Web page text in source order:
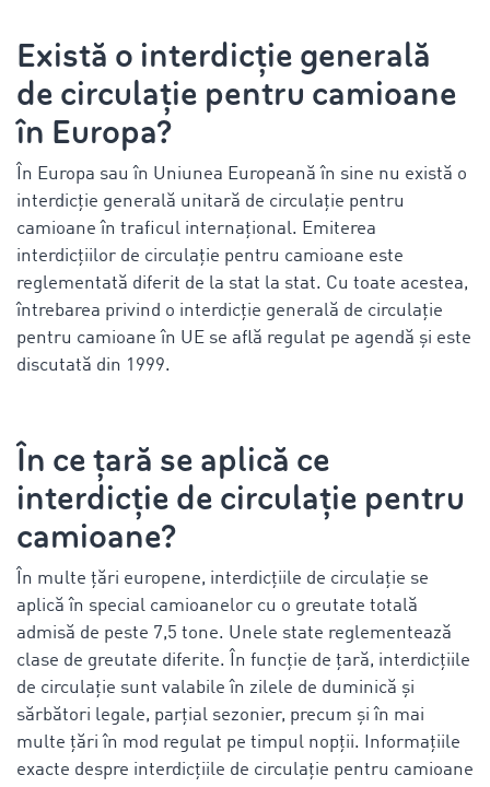
Există o interdicție generală
de circulație pentru camioane
în Europa?
În Europa sau în Uniunea Europeană în sine nu există o
interdicție generală unitară de circulație pentru
camioane în traficul internațional. Emiterea
interdicțiilor de circulație pentru camioane este
reglementată diferit de la stat la stat. Cu toate acestea,
întrebarea privind o interdicție generală de circulație
pentru camioane în UE se află regulat pe agendă și este
discutată din 1999.
În ce țară se aplică ce
interdicție de circulație pentru
camioane?
În multe țări europene, interdicțiile de circulație se
aplică în special camioanelor cu o greutate totală
admisă de peste 7,5 tone. Unele state reglementează
clase de greutate diferite. În funcție de țară, interdicțiile
de circulație sunt valabile în zilele de duminică și
sărbători legale, parțial sezonier, precum și în mai
multe țări în mod regulat pe timpul nopții. Informațiile
exacte despre interdicțiile de circulație pentru camioane